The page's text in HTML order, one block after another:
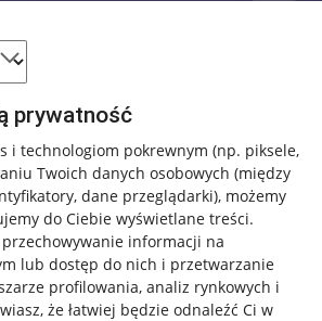
prywatność
i technologiom pokrewnym (np. piksele,
Twoich danych osobowych (między
dane przeglądarki), możemy
do Ciebie wyświetlane treści.
informacji na
lub dostęp do nich i przetwarzanie
profilowania, analiz rynkowych i
że łatwiej będzie odnaleźć Ci w